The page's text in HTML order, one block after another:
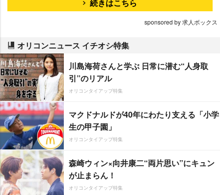
続きはこちら
sponsored by 求人ボックス
オリコンニュース イチオシ特集
川島海荷さんと学ぶ 日常に潜む“人身取
引”のリアル
オリコンタイアップ特集
マクドナルドが40年にわたり支える「小学
生の甲子園」
オリコンタイアップ特集
森崎ウィン×向井康二“両片思い”にキュン
が止まらん！
オリコンタイアップ特集